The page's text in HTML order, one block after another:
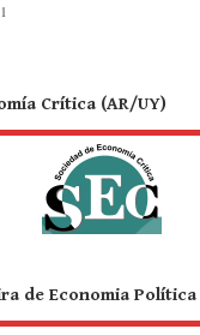
Crítica (AR/UY)
de Economia Política